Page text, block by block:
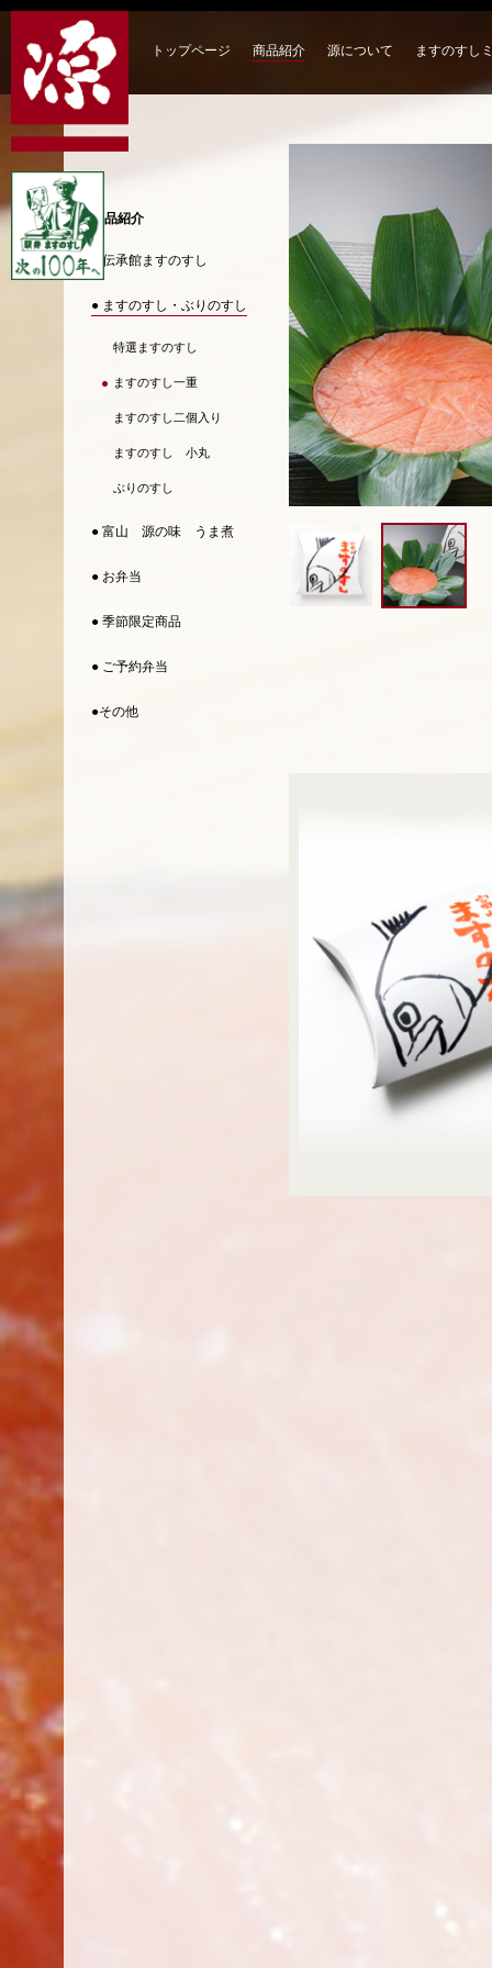
トップページ 商品紹介 源について ますのすし
商品紹介
● 伝承館ますのすし
● ますのすし・ぶりのすし
特選ますのすし
ますのすし一重
ますのすし二個入り
ますのすし 小丸
ぶりのすし
● 富山 源の味 うま煮
● お弁当
● 季節限定商品
● ご予約弁当
●その他